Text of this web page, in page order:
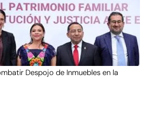
Despojo de Inmuebles en la